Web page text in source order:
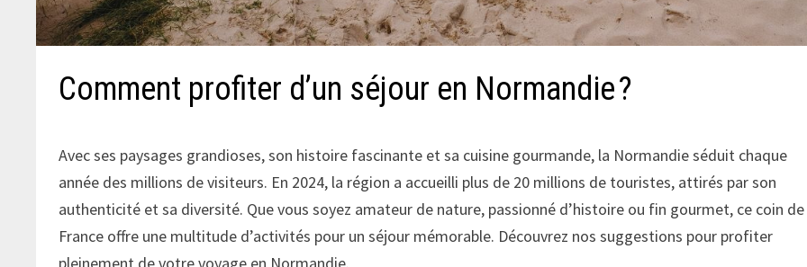
Comment profiter d’un séjour en Normandie ?
Avec ses paysages grandioses, son histoire fascinante et sa cuisine gourmande, la Normandie séduit chaque
année des millions de visiteurs. En 2024, la région a accueilli plus de 20 millions de touristes, attirés par son
authenticité et sa diversité. Que vous soyez amateur de nature, passionné d’histoire ou fin gourmet, ce coin de
France offre une multitude d’activités pour un séjour mémorable. Découvrez nos suggestions pour profiter